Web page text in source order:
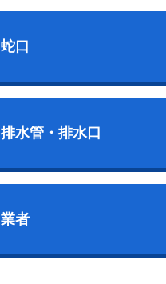
蛇口
排水管・排水口
業者